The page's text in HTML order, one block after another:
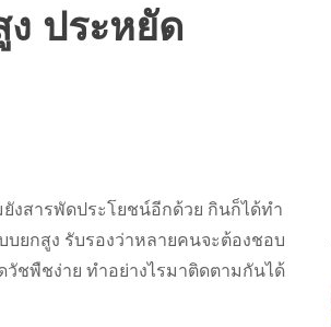
ประหยัด
งสารพัดประโยชน์อีกด้วย กินก็ได้ทำ
ยกสูง รับรองว่าหลายคนจะต้องชอบ
ชพืชง่าย ทำอย่างไรมาติดตามกันได้